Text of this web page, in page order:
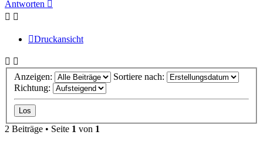
Antworten
Druckansicht
Anzeigen:
Sortiere nach:
Richtung:
2 Beiträge • Seite 1 von 1